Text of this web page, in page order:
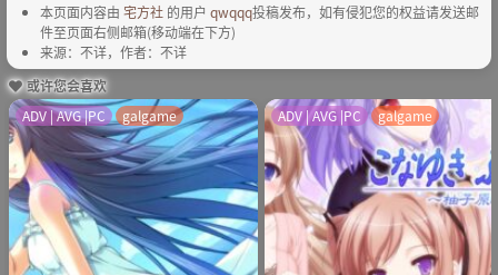
本页面内容由 宅方社 的用户 qwqqq投稿发布，如有侵犯您的权益请发送邮
件至页面右侧邮箱(移动端在下方)
来源：不详，作者：不详
或许您会喜欢
ADV | AVG |PC galgame ADV | AVG |PC galgame